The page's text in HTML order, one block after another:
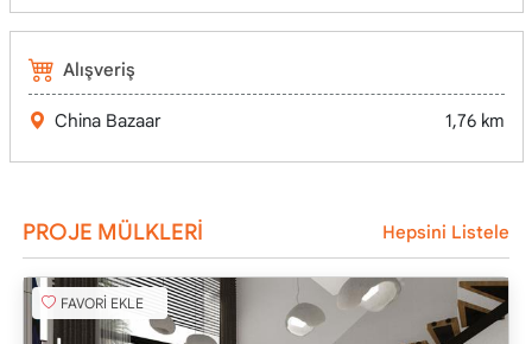
Alışveriş
China Bazaar 1,76 km
PROJE MÜLKLERİ Hepsini Listele
FAVORİ EKLE